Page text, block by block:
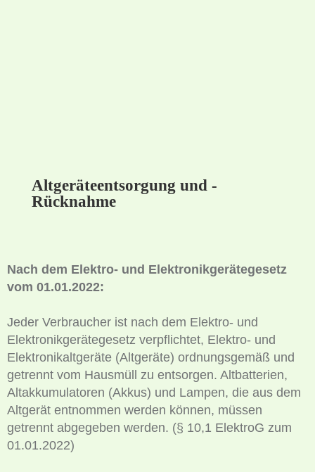
Altgeräteentsorgung und -
Rücknahme
Nach dem Elektro- und Elektronikgerätegesetz
vom 01.01.2022:
Jeder Verbraucher ist nach dem Elektro- und
Elektronikgerätegesetz verpflichtet, Elektro- und
Elektronikaltgeräte (Altgeräte) ordnungsgemäß und
getrennt vom Hausmüll zu entsorgen. Altbatterien,
Altakkumulatoren (Akkus) und Lampen, die aus dem
Altgerät entnommen werden können, müssen
getrennt abgegeben werden. (§ 10,1 ElektroG zum
01.01.2022)